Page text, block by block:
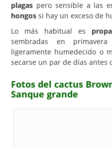
plagas pero sensible a las
hongos si hay un exceso de
Lo más habitual es
sembradas en
ligeramente humedecido o
secarse un par de días antes
Fotos del cactus
Sanque grande